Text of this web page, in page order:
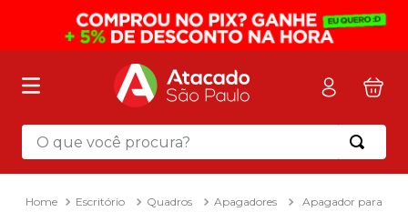
O que você procura?
Escritório Quadros Apagadores
Apagador para
Termos mais buscados
mochila